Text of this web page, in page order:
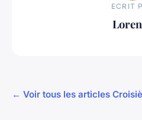
ECRIT
← Voir tous les articles